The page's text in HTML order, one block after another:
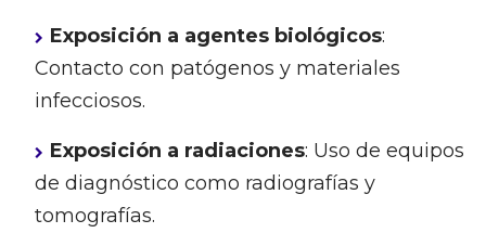
Exposición a agentes biológicos:
Contacto con patógenos y materiales
infecciosos.
Exposición a radiaciones: Uso de equipos
de diagnóstico como radiografías y
tomografías.